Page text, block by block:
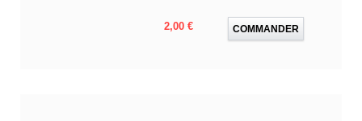
Prix
2,00 € COMMANDER